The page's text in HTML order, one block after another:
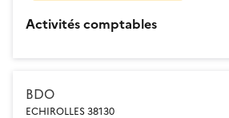
Activités comptables
BDO
ECHIROLLES 38130